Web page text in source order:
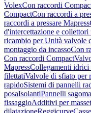
VolexCon raccordi
CompactCon raccordi a
raccordi a pressare Mapress
d'intercettazione e
ricambio per Unità valvole
montaggio da incassoCon
Con raccordi Compact
MapressCollegamenti idrici
filettatiValvole di sfiato per
rapidoSistemi di pannelli
posaIsolantiPannelli
fissaggioAdditivi per
dilatazioneReggicurve